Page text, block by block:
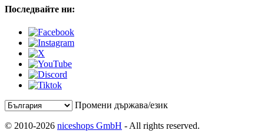
Последвайте ни:
Промени държава/език
© 2010-2026 niceshops GmbH - All rights reserved.